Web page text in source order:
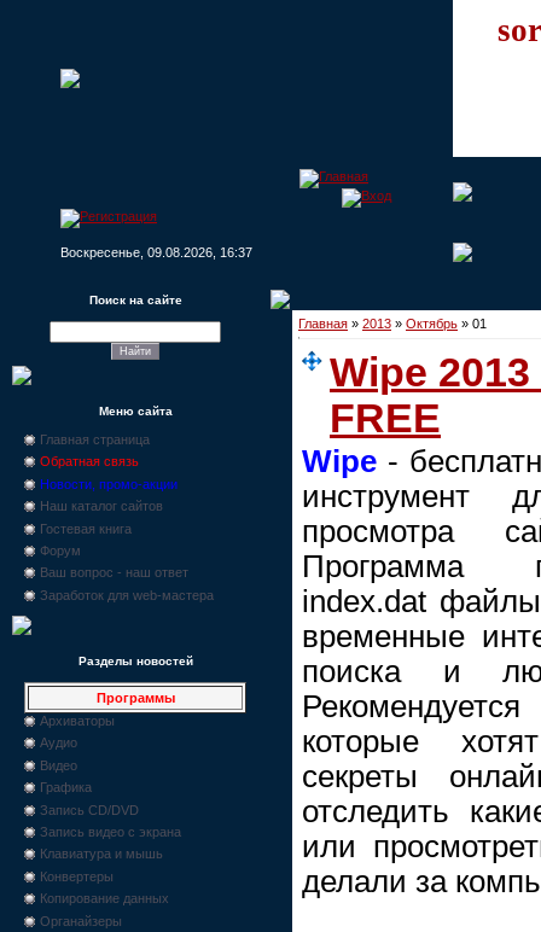
Воскресенье, 09.08.2026, 16:37
Поиск на сайте
Меню сайта
Главная страница
Обратная связь
Новости, промо-акции
Наш каталог сайтов
Гостевая книга
Форум
Ваш вопрос - наш ответ
Заработок для web-мастера
Разделы новостей
Программы
Архиваторы
Аудио
Видео
Графика
Запись CD/DVD
Запись видео с экрана
Клавиатура и мышь
Конвертеры
Копирование данных
Органайзеры
Главная » 2013 » Октябрь » 01
Wipe
FREE
Wipe -
инструмент
просмотра
Программа
index.dat
временные
поиска и
которые
секреты
отследить
или
делали за